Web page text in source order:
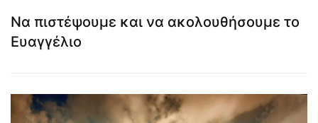
Να πιστέψουμε και να ακολουθήσουμε το
Ευαγγέλιο